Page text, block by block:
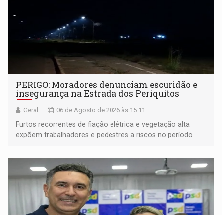
PERIGO: Moradores denunciam escuridão e
insegurança na Estrada dos Periquitos
Geral 06 de Agosto de 2026 às 15:11
Furtos recorrentes de fiação elétrica e vegetação alta
expõem trabalhadores e pedestres a riscos no período